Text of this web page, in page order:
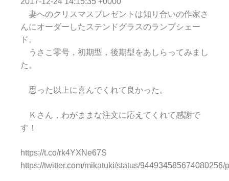
妻へのクリスマスプレゼントは知り合いの作家さ
んにオーダーしたステンドグラスのランプシェー
ド。
うさこ零号，初期型，後期型をあしらってみまし
た。
思った以上に喜んでくれて良かった。
Ｋさん，わがままな注文に応えてくれて感謝で
す！
https://t.co/rk4YXNe67S
https://twitter.com/mikatuki/status/944934585674080256/